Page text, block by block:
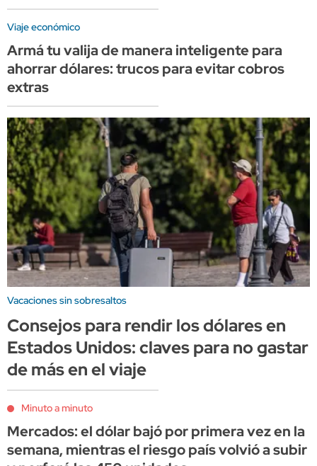
Viaje económico
Armá tu valija de manera inteligente para
ahorrar dólares: trucos para evitar cobros
extras
Vacaciones sin sobresaltos
Consejos para rendir los dólares en
Estados Unidos: claves para no gastar
de más en el viaje
Minuto a minuto
Mercados: el dólar bajó por primera vez en la
semana, mientras el riesgo país volvió a subir